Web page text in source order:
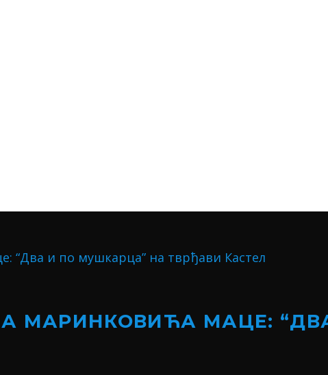
МАРИНКОВИЋА МАЦЕ: